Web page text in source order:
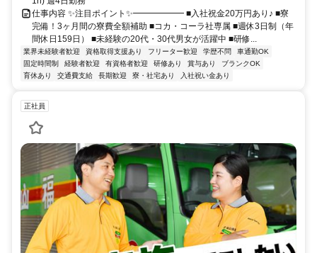
仕事内容 ✨注目ポイント✨━━━━━━ ■入社祝金20万円あり♪ ■寮
完備！3ヶ月間の寮費全額補助 ■コカ・コーラ社専属 ■週休3日制（年
間休日159日） ■未経験の20代・30代男女が活躍中 ■研修...
業界未経験者歓迎 資格取得支援あり フリーター歓迎 学歴不問
車通勤OK
固定時間制
経験者歓迎 有資格者歓迎 研修あり 賞与あり
ブランクOK
育休あり
交通費支給 長期歓迎 寮・社宅あり 入社祝い金あり
正社員